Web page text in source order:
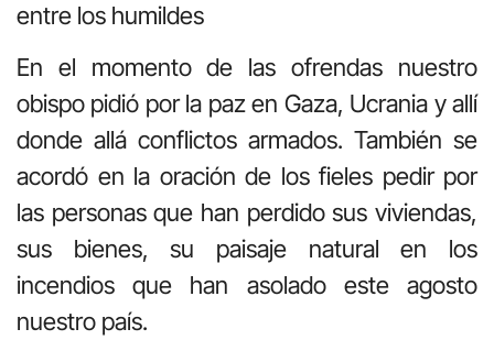
entre los humildes
En el momento de las ofrendas nuestro
obispo pidió por la paz en Gaza, Ucrania y allí
donde allá conflictos armados. También se
acordó en la oración de los fieles pedir por
las personas que han perdido sus viviendas,
sus bienes, su paisaje natural en los
incendios que han asolado este agosto
nuestro país.